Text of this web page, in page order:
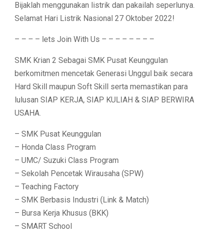
Bijaklah menggunakan listrik dan pakailah seperlunya.
Selamat Hari Listrik Nasional 27 Oktober 2022!
– – – – lets Join With Us – – – – – – – –
SMK Krian 2 Sebagai SMK Pusat Keunggulan
berkomitmen mencetak Generasi Unggul baik secara
Hard Skill maupun Soft Skill serta memastikan para
lulusan SIAP KERJA, SIAP KULIAH & SIAP BERWIRA
USAHA.
– SMK Pusat Keunggulan
– Honda Class Program
– UMC/ Suzuki Class Program
– Sekolah Pencetak Wirausaha (SPW)
– Teaching Factory
– SMK Berbasis Industri (Link & Match)
– Bursa Kerja Khusus (BKK)
– SMART School